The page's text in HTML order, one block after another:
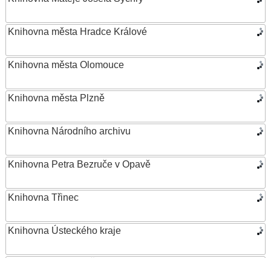
Knihovna města Hradce Králové
Knihovna města Olomouce
Knihovna města Plzně
Knihovna Národního archivu
Knihovna Petra Bezruče v Opavě
Knihovna Třinec
Knihovna Ústeckého kraje